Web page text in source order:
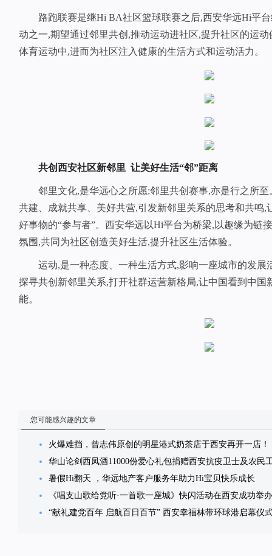
路跑联赛是继Hi BA社区篮球联赛之后,西安华远Hi平
动之一,期望通过邻里共创,推动运动进社区,提升社区的运
体育运动中,进而为社区注入健康的生活方式和运动活力。
共创西安社区新邻里 让美好生活“邻”距离
邻里文化,是华远心之所愿;邻里共创赛事,亦是行之所
共建、成就共享、美好共营,引发新邻里关系的思考和共鸣,
好事物的“参与者”。西安华远以Hi平台为桥梁,以趣缘为链
氛围,共同为社区创造美好生活,提升社区生活体验。
运动,是一种态度、一种生活方式,影响一座城市的发展
探寻共创新邻里关系,打开社群运营新格局,让中国看到中国
能。
您可能感兴趣的文章
火爆难挡，曾志伟原创的明星港式奶茶店于西安再开一店！
华山论剑西凤酒11000份爱心礼包捐赠西安抗疫卫士及农民
暑假Hi翻天 ，华远地产客户服务年助力Hi宝贝快乐成长
《唱支山歌给党听·一首歌一座城》快闪活动在西安成功举办
“献礼建党百年 启航百日百节” 西安幸福林带环球港启幕仪